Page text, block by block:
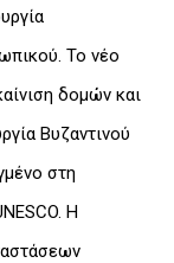
Το νέο
δομών και
Βυζαντινού
στη
Η